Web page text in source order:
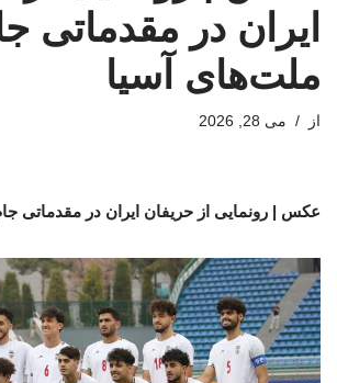
ایران در مقدماتی
ملت‌های آسیا
از می 28, 2026
عکس | رونمایی از حریفان ایران در مقدماتی